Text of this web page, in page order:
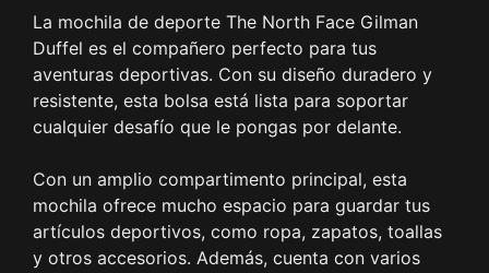
La mochila de deporte The North Face Gilman
Duffel es el compañero perfecto para tus
aventuras deportivas. Con su diseño duradero y
resistente, esta bolsa está lista para soportar
cualquier desafío que le pongas por delante.
Con un amplio compartimento principal, esta
mochila ofrece mucho espacio para guardar tus
artículos deportivos, como ropa, zapatos, toallas
y otros accesorios. Además, cuenta con varios